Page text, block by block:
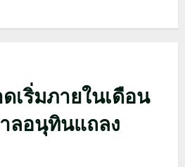
เริ่มภายในเดือน
ลอนุทินแถลง